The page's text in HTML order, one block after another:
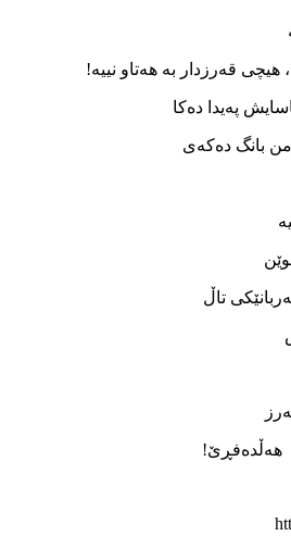
به‌ هه‌تاو نييه‌!
په‌يدا ده‌کا
من بانگ ده‌که‌ی
تاڵ